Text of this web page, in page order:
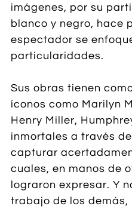
imágenes, por su
blanco y negro, hace
espectador se
particularidades.
Sus obras tienen
íconos como Marilyn
Henry Miller,
inmortales a través
capturar
cuales, en manos de
lograron expresar. Y
trabajo de los demás,